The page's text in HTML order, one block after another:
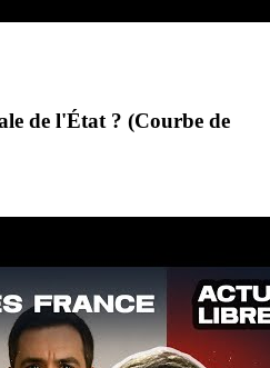
de l'État ? (Courbe de